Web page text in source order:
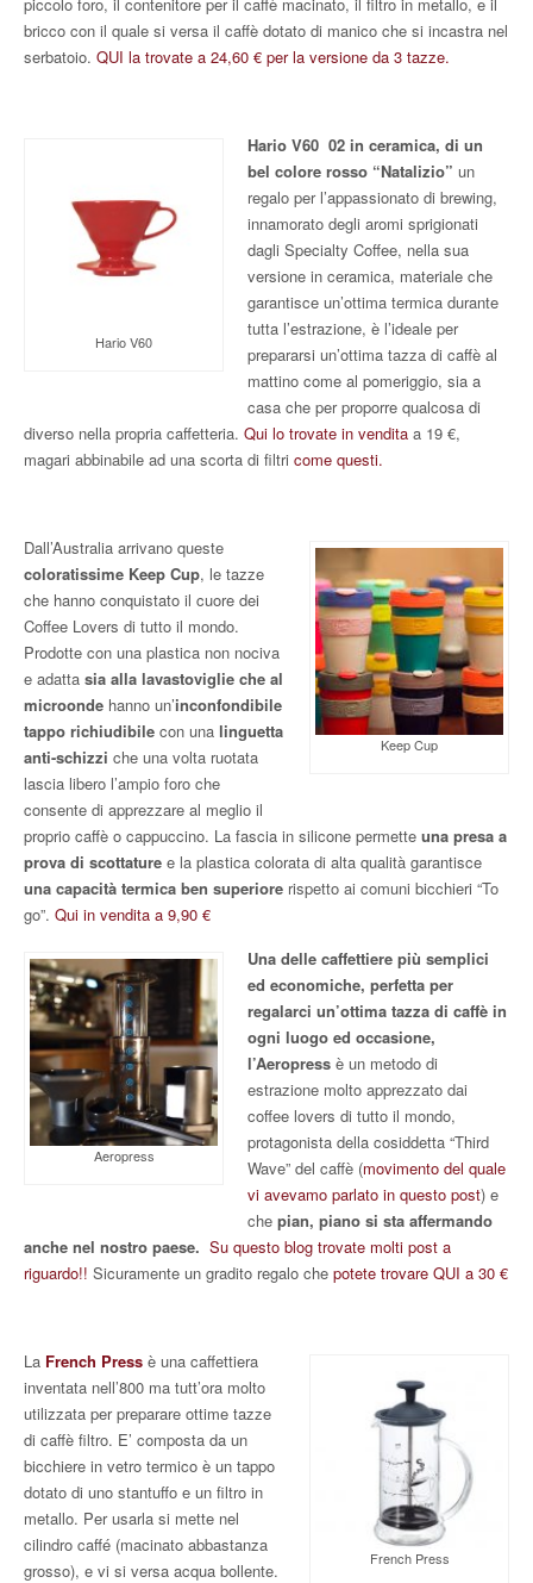
bricco con il quale si versa il caffè dotato di manico che si incastra nel
serbatoio. QUI la trovate a 24,60 € per la versione da 3 tazze.
Hario V60
Hario V60 02 in ceramica, di un
bel colore rosso “Natalizio” un
regalo per l’appassionato di brewing,
innamorato degli aromi sprigionati
dagli Specialty Coffee, nella sua
versione in ceramica, materiale che
garantisce un’ottima termica durante
tutta l’estrazione, è l’ideale per
prepararsi un’ottima tazza di caffè al
mattino come al pomeriggio, sia a
casa che per proporre qualcosa di
diverso nella propria caffetteria. Qui lo trovate in vendita a 19 €,
magari abbinabile ad una scorta di filtri come questi.
Keep Cup
Dall’Australia arrivano queste
coloratissime Keep Cup, le tazze
che hanno conquistato il cuore dei
Coffee Lovers di tutto il mondo.
Prodotte con una plastica non nociva
e adatta sia alla lavastoviglie che al
microonde hanno un’inconfondibile
tappo richiudibile con una linguetta
anti-schizzi che una volta ruotata
lascia libero l’ampio foro che
consente di apprezzare al meglio il
proprio caffè o cappuccino. La fascia in silicone permette una presa a
prova di scottature e la plastica colorata di alta qualità garantisce
una capacità termica ben superiore rispetto ai comuni bicchieri “To
go”. Qui in vendita a 9,90 €
Aeropress
Una delle caffettiere più semplici
ed economiche, perfetta per
regalarci un’ottima tazza di caffè in
ogni luogo ed occasione,
l’Aeropress è un metodo di
estrazione molto apprezzato dai
coffee lovers di tutto il mondo,
protagonista della cosiddetta “Third
Wave” del caffè (movimento del quale
vi avevamo parlato in questo post) e
che pian, piano si sta affermando
anche nel nostro paese. Su questo blog trovate molti post a
riguardo!! Sicuramente un gradito regalo che potete trovare QUI a 30 €
French Press
La French Press è una caffettiera
inventata nell’800 ma tutt’ora molto
utilizzata per preparare ottime tazze
di caffè filtro. E’ composta da un
bicchiere in vetro termico è un tappo
dotato di uno stantuffo e un filtro in
metallo. Per usarla si mette nel
cilindro caffé (macinato abbastanza
grosso), e vi si versa acqua bollente.